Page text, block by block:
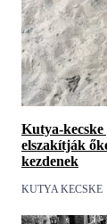
Kutya-
elszakítják
kezdenek
KUTYA KECSKE